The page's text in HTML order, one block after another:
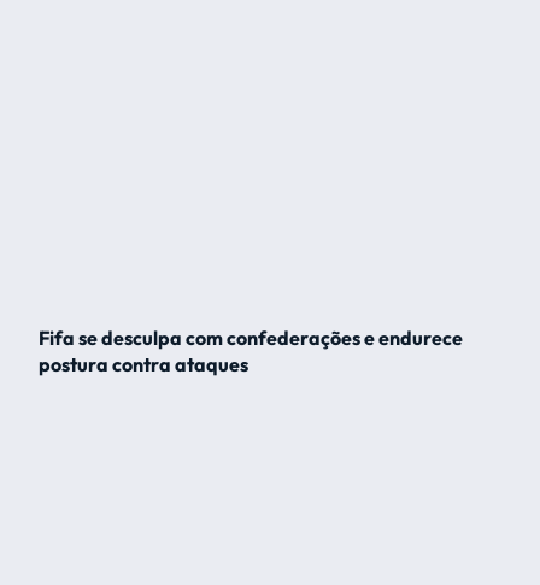
Fifa se desculpa com confederações e endurece
postura contra ataques